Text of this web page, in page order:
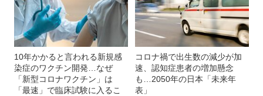
10年かかると言われる新規感
染症のワクチン開発…なぜ
「新型コロナワクチン」は
「最速」で臨床試験に入るこ
コロナ禍で出生数の減少が加
速、認知症患者の増加懸念
も…2050年の日本「未来年
表」